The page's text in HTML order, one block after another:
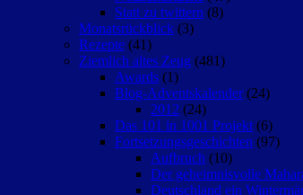
Statt zu twittern (8)
Monatsrückblick (3)
Rezepte (41)
Ziemlich altes Zeug (481)
Awards (1)
Blog-Adventskalender (24)
2012 (24)
Das 101 in 1001 Projekt (6)
Fortsetzungsgeschichten (97)
Aufbruch (10)
Der geheimnisvolle
Deutschland ein